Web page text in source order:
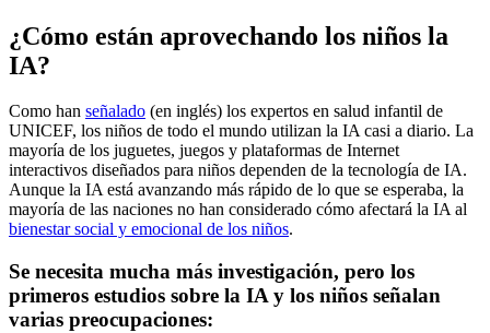
¿Cómo están aprovechando los niños la
IA?
Como han señalado (en inglés) los expertos en salud infantil de
UNICEF, los niños de todo el mundo utilizan la IA casi a diario. La
mayoría de los juguetes, juegos y plataformas de Internet
interactivos diseñados para niños dependen de la tecnología de IA.
Aunque la IA está avanzando más rápido de lo que se esperaba, la
mayoría de las naciones no han considerado cómo afectará la IA al
bienestar social y emocional de los niños.
Se necesita mucha más investigación, pero los
primeros estudios sobre la IA y los niños señalan
varias preocupaciones: